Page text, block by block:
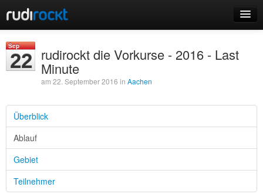
Events
Login
Registrieren
Sep
22 rudirockt die Vorkurse - 2016 - Last
Minute
am 22. September 2016 in Aachen
Überblick
Ablauf
Gebiet
Teilnehmer